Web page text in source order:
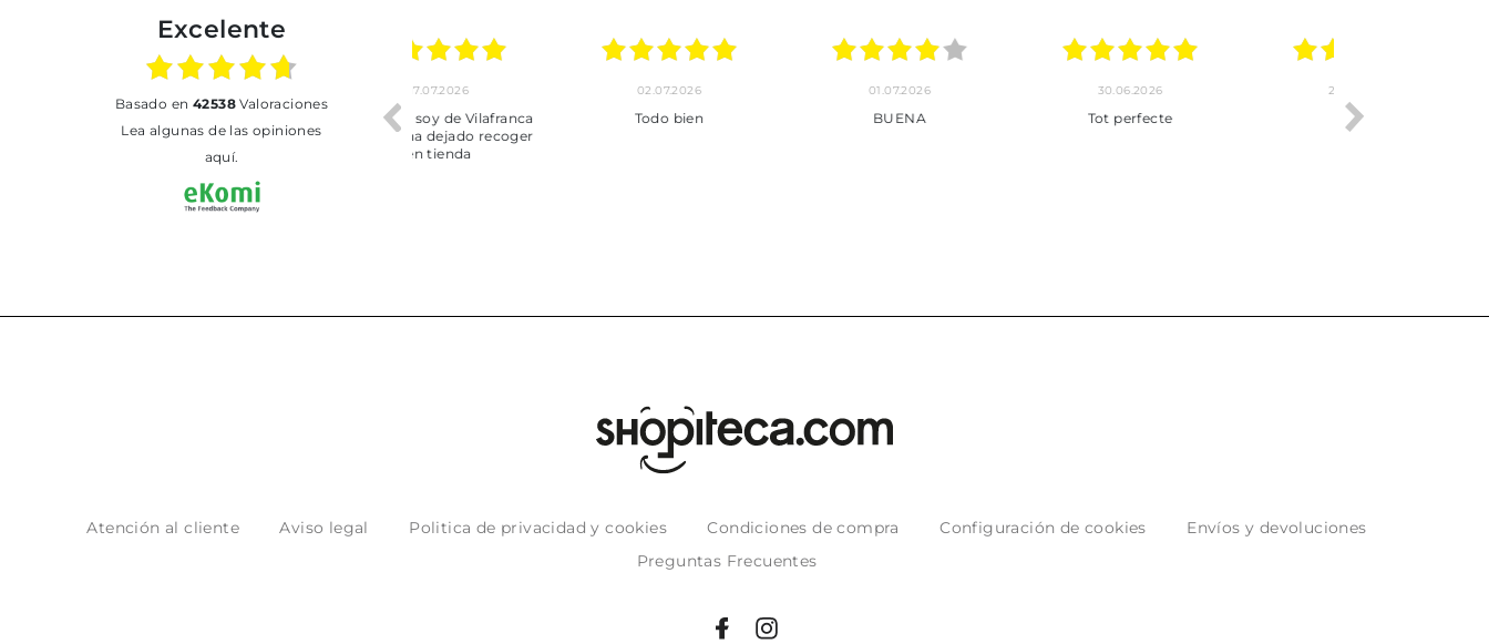
Excelente
basado en 42538Valoraciones
Lea algunas de las opiniones
aquí.
Tot perfecte
Pedido hecho, pedido
Servicio muy completo
Atención al cliente Aviso legal Politica de privacidad y cookies Condiciones de compra Configuración de cookies
Envíos y devoluciones
Preguntas Frecuentes